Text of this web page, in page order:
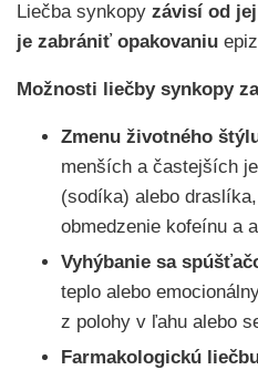
Liečba synkopy závisí od
je zabrániť opakovaniu
Možnosti liečby synkopy
Zmenu životného
menších a častejších
(sodíka) alebo
obmedzenie kofeínu a
Vyhýbanie sa
teplo alebo
z polohy v ľahu alebo
Farmakologickú